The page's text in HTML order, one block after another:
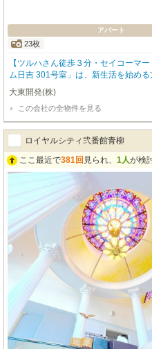
アパート
23枚
【ツルハさん徒歩３分・セイコーマ
ム日吉 301号室」は、新生活を始め
当社が貸主ならではのサービス！な
月・翌月分の賃料が不要なので、初
す。さらに、敷金・礼金・保証金も
す。広々とした7.5帖のLDKと洋室
り。最上階・角部屋で日当たりも良
い季節も快適にお過ごしいただけま
ューズボックスなど設備も充実。道
飲食店、ドラッグストアなど、日々
「居住支援物件」のため、ご高齢の
可能です。大切なペット（犬・猫）
車場も月額1,000円でご利用いただけ
大東開発(株)
この会社の全物件を見る
ロイヤルシティ弐番館青柳
ここ最近で381回 見られ、 1人が検